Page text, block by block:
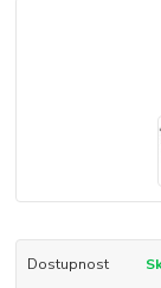
Dostupnost